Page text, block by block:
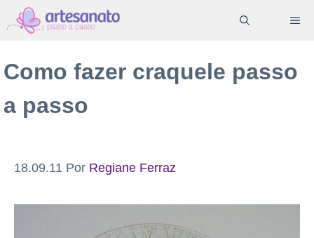
Pular
para
conteúdo
Como fazer craquele passo
a passo
18.09.11 Por Regiane Ferraz